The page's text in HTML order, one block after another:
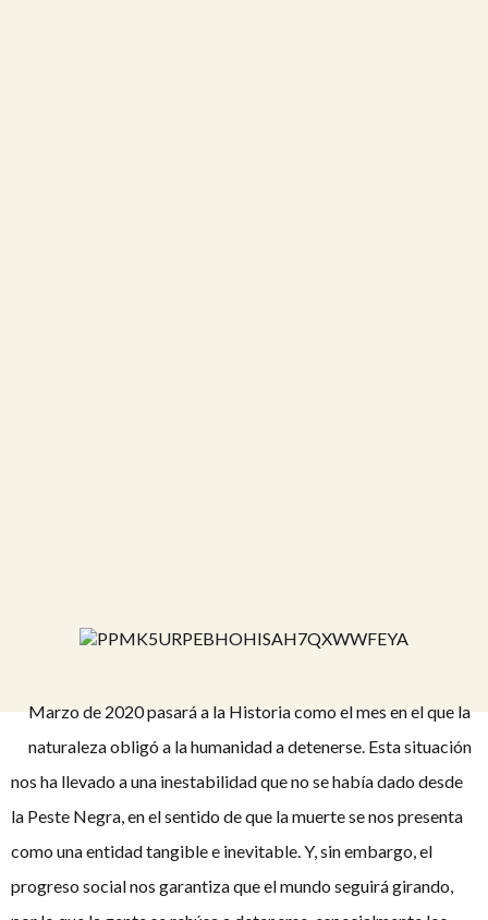
Marzo de 2020 pasará a la Historia como el mes en el que la
naturaleza obligó a la humanidad a detenerse. Esta situación
nos ha llevado a una inestabilidad que no se había dado desde
la Peste Negra, en el sentido de que la muerte se nos presenta
como una entidad tangible e inevitable. Y, sin embargo, el
progreso social nos garantiza que el mundo seguirá girando,